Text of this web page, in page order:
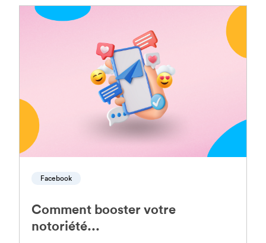
Facebook
Comment booster votre
notoriété...